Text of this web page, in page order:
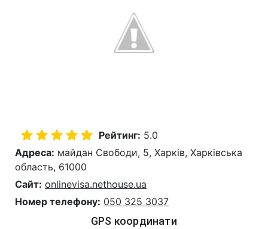
Рейтинг: 5.0
Адреса: майдан Свободи, 5, Харків, Харківська
область, 61000
Сайт: onlinevisa.nethouse.ua
Номер телефону: 050 325 3037
GPS координати